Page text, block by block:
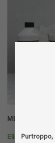
Purtroppo,
MESSAGGI
Eliminare